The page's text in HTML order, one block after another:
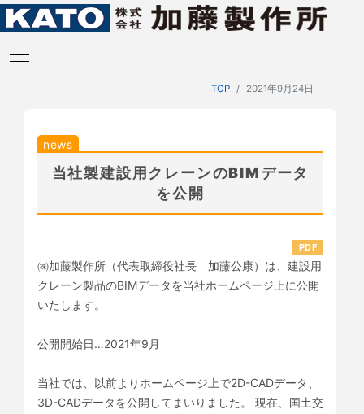
TOP 2021年9月24日
news
当社製建設用クレーンのBIMデータ
を公開
PDF
㈱加藤製作所（代表取締役社長 加藤公康）は、建設用
クレーン製品のBIMデータを当社ホームページ上に公開
いたします。
公開開始日…2021年9月
当社では、以前よりホームページ上で2D-CADデータ、
3D-CADデータを公開してまいりました。 現在、国土交